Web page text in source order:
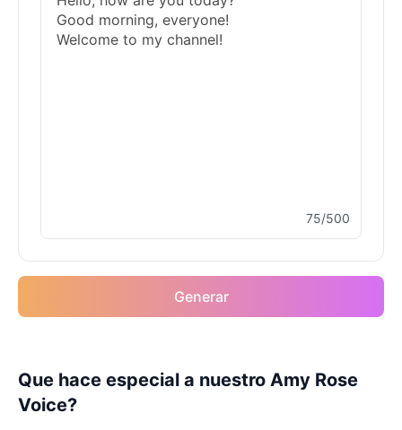
75/500
Generar
Que hace especial a nuestro Amy Rose
Voice?